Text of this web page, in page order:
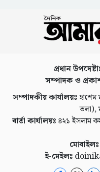
প্রধান
সম্পাদক ও
সম্পাদকীয় কার্যালয়ঃহাশেম
তলা),
বার্তা কার্যালয়ঃ ৪২১ ইসলাম
মোবাইলঃ
ই-মেইলঃ